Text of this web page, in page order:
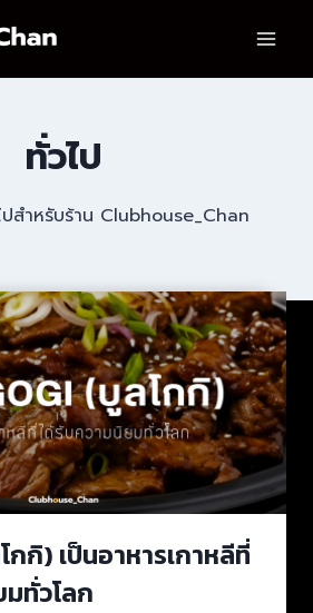
ทั่วไป
สำหรับร้าน Clubhouse_Chan
กิ) เป็นอาหารเกาหลีที่
ทั่วโลก